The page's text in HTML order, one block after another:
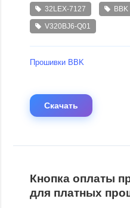
32LEX-7127 BBK
V320BJ6-Q01
Прошивки BBK
Скачать
Кнопка оплаты
для платных